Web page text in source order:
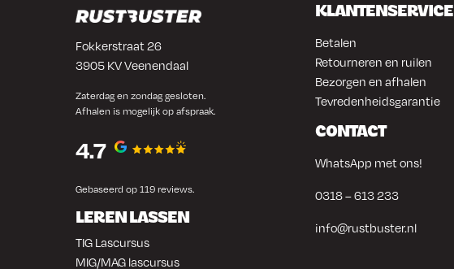
Fokkerstraat 26
3905 KV Veenendaal
Zaterdag en zondag gesloten.
Afhalen is mogelijk op afspraak.
4.7
Gebaseerd op 119 reviews.
LEREN LASSEN
TIG Lascursus
MIG/MAG lascursus
KLANTENSERVICE
Betalen
Retourneren en ruilen
Bezorgen en afhalen
Tevredenheidsgarantie
CONTACT
WhatsApp met ons!
0318 – 613 233
info@rustbuster.nl